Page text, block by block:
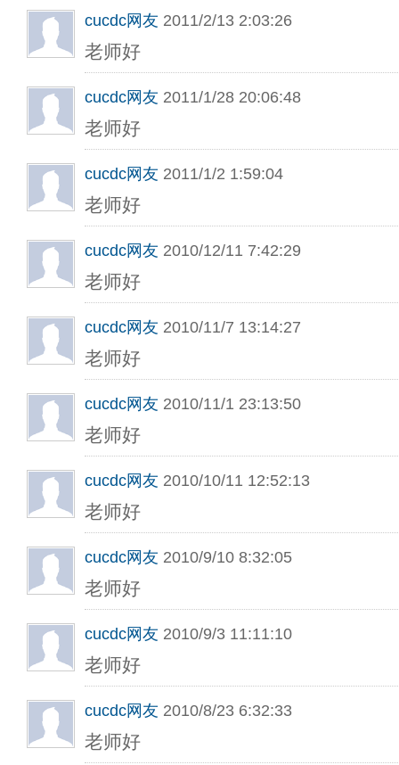
cucdc网友 2011/2/13 2:03:26
老师好
cucdc网友 2011/1/28 20:06:48
老师好
cucdc网友 2011/1/2 1:59:04
老师好
cucdc网友 2010/12/11 7:42:29
老师好
cucdc网友 2010/11/7 13:14:27
老师好
cucdc网友 2010/11/1 23:13:50
老师好
cucdc网友 2010/10/11 12:52:13
老师好
cucdc网友 2010/9/10 8:32:05
老师好
cucdc网友 2010/9/3 11:11:10
老师好
cucdc网友 2010/8/23 6:32:33
老师好